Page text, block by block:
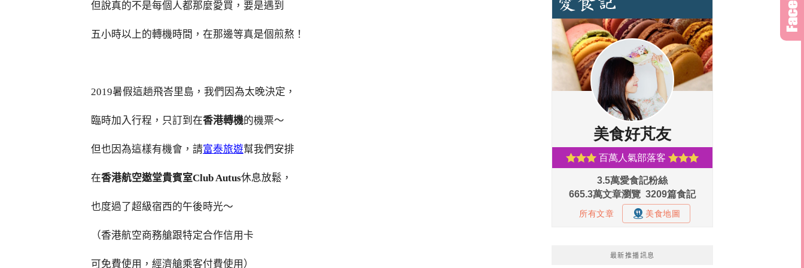
但說真的不是每個人都那麼愛買，要是遇到
五小時以上的轉機時間，在那邊等真是個煎熬！
2019暑假這趟飛峇里島，我們因為太晚決定，
臨時加入行程，只訂到在香港轉機的機票～
但也因為這樣有機會，請富泰旅遊幫我們安排
在香港航空遨堂貴賓室Club Autus休息放鬆，
也度過了超級宿西的午後時光～
（香港航空商務艙跟特定合作信用卡
可免費使用，經濟艙乘客付費使用）
最新推播訊息